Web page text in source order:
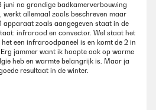
juni na grondige badkamerverbouwing
werkt allemaal zoals beschreven maar
apparaat zoals aangegeven staat in de
infrarood en convector. Wel staat het
een infraroodpaneel is en komt de 2 in
jammer want ik hoopte ook op warme
heb en warmte belangrijk is. Maar ja
resultaat in de winter.